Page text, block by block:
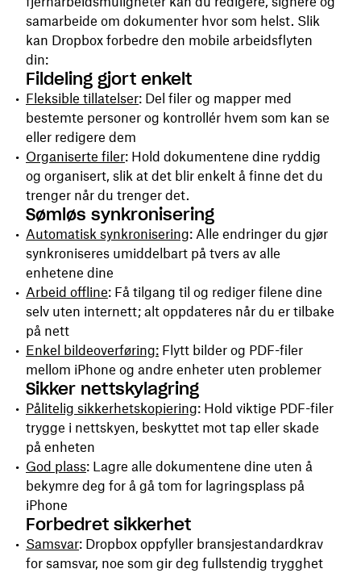
samarbeide om dokumenter hvor som helst. Slik
kan Dropbox forbedre den mobile arbeidsflyten
din:
Fildeling gjort enkelt
Fleksible tillatelser: Del filer og mapper med
bestemte personer og kontrollér hvem som kan se
eller redigere dem
Organiserte filer: Hold dokumentene dine ryddig
og organisert, slik at det blir enkelt å finne det du
trenger når du trenger det.
Sømløs synkronisering
Automatisk synkronisering: Alle endringer du gjør
synkroniseres umiddelbart på tvers av alle
enhetene dine
Arbeid offline: Få tilgang til og rediger filene dine
selv uten internett; alt oppdateres når du er tilbake
på nett
Enkel bildeoverføring: Flytt bilder og PDF-filer
mellom iPhone og andre enheter uten problemer
Sikker nettskylagring
Pålitelig sikkerhetskopiering: Hold viktige PDF-filer
trygge i nettskyen, beskyttet mot tap eller skade
på enheten
God plass: Lagre alle dokumentene dine uten å
bekymre deg for å gå tom for lagringsplass på
iPhone
Forbedret sikkerhet
Samsvar: Dropbox oppfyller bransjestandardkrav
for samsvar, noe som gir deg fullstendig trygghet